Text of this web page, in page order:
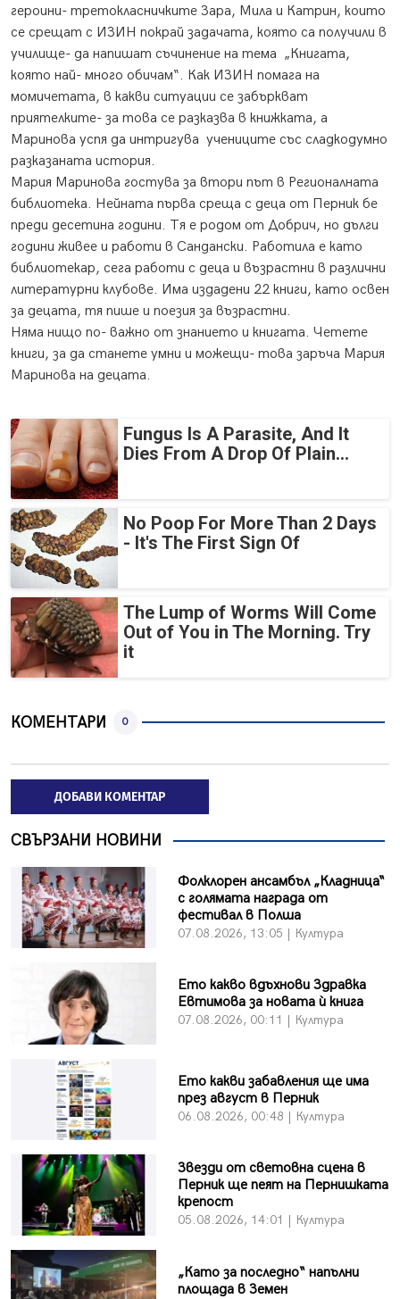
героини- третокласничките Зара, Мила и Катрин, които
се срещат с ИЗИН покрай задачата, която са получили в
училище- да напишат съчинение на тема „Книгата,
която най- много обичам“. Как ИЗИН помага на
момичетата, в какви ситуации се забъркват
приятелките- за това се разказва в книжката, а
Маринова успя да интригува учениците със сладкодумно
разказаната история.
Мария Маринова гостува за втори път в Регионалната
библиотека. Нейната първа среща с деца от Перник бе
преди десетина години. Тя е родом от Добрич, но дълги
години живее и работи в Сандански. Работила е като
библиотекар, сега работи с деца и възрастни в различни
литературни клубове. Има издадени 22 книги, като освен
за децата, тя пише и поезия за възрастни.
Няма нищо по- важно от знанието и книгата. Четете
книги, за да станете умни и можещи- това заръча Мария
Маринова на децата.
Fungus Is A Parasite, And It
Dies From A Drop Of Plain...
No Poop For More Than 2 Days
- It's The First Sign Of
The Lump of Worms Will Come
Out of You in The Morning. Try
it
КОМЕНТАРИ 0
ДОБАВИ КОМЕНТАР
СВЪРЗАНИ НОВИНИ
Фолклорен ансамбъл „Кладница“
с голямата награда от
фестивал в Полша
07.08.2026, 13:05 | Култура
Ето какво вдъхнови Здравка
Евтимова за новата ѝ книга
07.08.2026, 00:11 | Култура
Ето какви забавления ще има
през август в Перник
06.08.2026, 00:48 | Култура
Звезди от световна сцена в
Перник ще пеят на Пернишката
крепост
05.08.2026, 14:01 | Култура
„Като за последно“ напълни
площада в Земен